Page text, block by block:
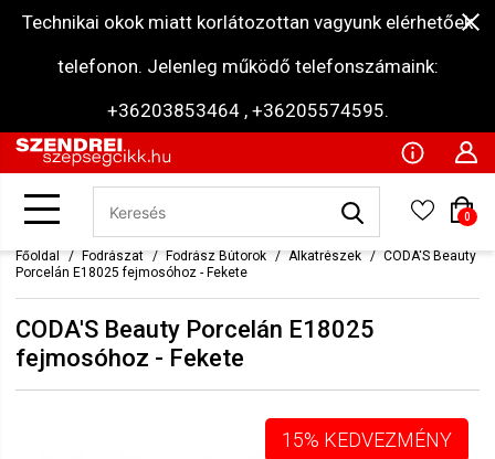
Technikai okok miatt korlátozottan vagyunk elérhetőek
telefonon. Jelenleg működő telefonszámaink:
+36203853464 , +36205574595.
0
Főoldal Fodrászat Fodrász Bútorok Alkatrészek
CODA'S Beauty
Porcelán E18025 fejmosóhoz - Fekete
CODA'S Beauty Porcelán E18025
fejmosóhoz - Fekete
15% KEDVEZMÉNY